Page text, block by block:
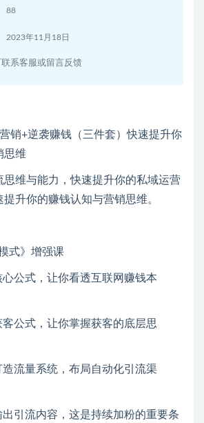
88
2023年11月18日
联系客服或留言反馈
思维与能力，快速提升你的私域运营
升你的赚钱认知与营销思维。
式》增强课
心公式，让你看透互联网赚钱本
客公式，让你掌握获客的底层思
造流量系统，布局自动化引流渠
出引流内容，这是持续加粉的重要条